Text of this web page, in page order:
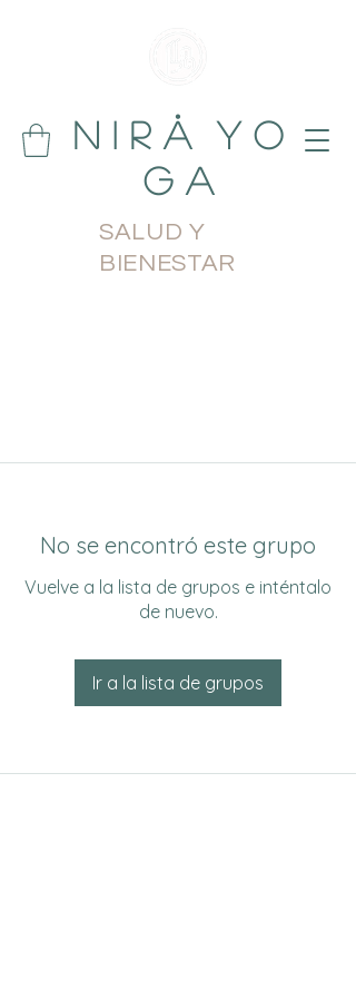
N i r å Y o
g a
SALUD Y
BIENESTAR
No se encontró este grupo
Vuelve a la lista de grupos e inténtalo
de nuevo.
Ir a la lista de grupos